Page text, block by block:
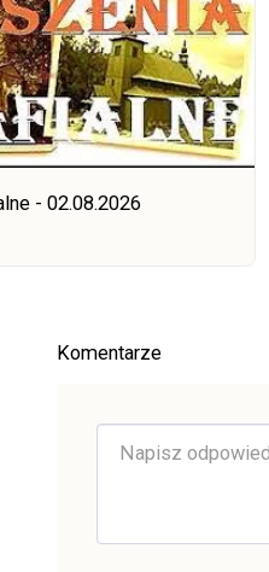
- 02.08.2026
Komentarze